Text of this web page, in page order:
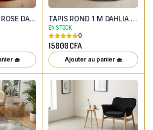
TAPIS ROND 1M ROSE DAHLIA EFFET 3D
🧺
TAPIS ROND 1 M DAHLIA GRIS EFFET 3D
EN STOCK
0
15000 CFA
Ajouter au panier 🧺